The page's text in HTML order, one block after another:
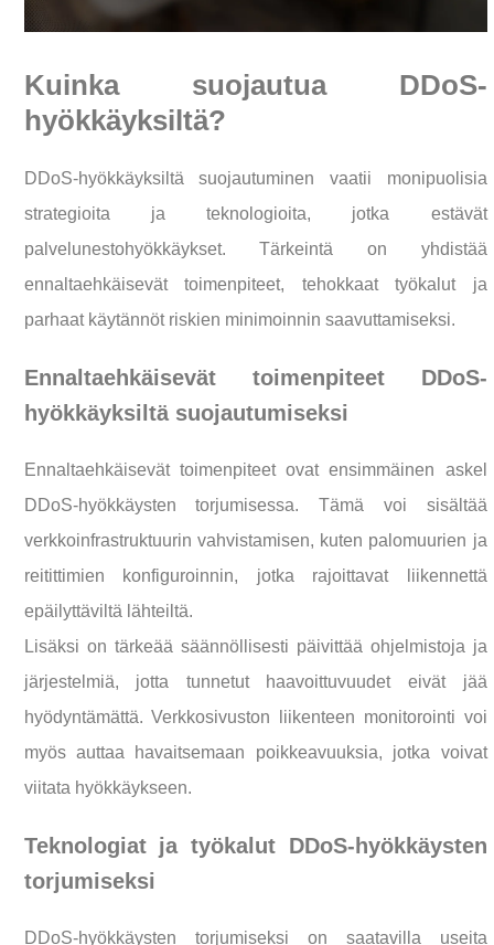
Kuinka suojautua DDoS-
hyökkäyksiltä?
DDoS-hyökkäyksiltä suojautuminen vaatii monipuolisia
strategioita ja teknologioita, jotka estävät
palvelunestohyökkäykset. Tärkeintä on yhdistää
ennaltaehkäisevät toimenpiteet, tehokkaat työkalut ja
parhaat käytännöt riskien minimoinnin saavuttamiseksi.
Ennaltaehkäisevät toimenpiteet DDoS-
hyökkäyksiltä suojautumiseksi
Ennaltaehkäisevät toimenpiteet ovat ensimmäinen askel
DDoS-hyökkäysten torjumisessa. Tämä voi sisältää
verkkoinfrastruktuurin vahvistamisen, kuten palomuurien ja
reitittimien konfiguroinnin, jotka rajoittavat liikennettä
epäilyttäviltä lähteiltä.
Lisäksi on tärkeää säännöllisesti päivittää ohjelmistoja ja
järjestelmiä, jotta tunnetut haavoittuvuudet eivät jää
hyödyntämättä. Verkkosivuston liikenteen monitorointi voi
myös auttaa havaitsemaan poikkeavuuksia, jotka voivat
viitata hyökkäykseen.
Teknologiat ja työkalut DDoS-hyökkäysten
torjumiseksi
DDoS-hyökkäysten torjumiseksi on saatavilla useita